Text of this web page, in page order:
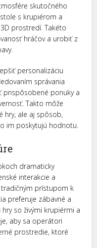
skutočného
s krupiérom a
prostredí. Takéto
hráčov a urobiť z
personalizáciu
správania
prispôsobené ponuky a
Takto môže
hry, ale aj spôsob,
im poskytujú hodnotu.
dramaticky
interakcie a
prístupom k
preferuje zábavné a
so živými krupiérmi a
aby sa operátori
prostredie, ktoré